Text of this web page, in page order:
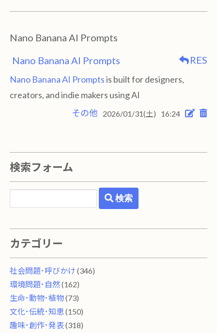
Nano Banana AI Prompts
Nano Banana AI Prompts
RES
Nano Banana AI Promptsis built for designers,
creators, and indie makers using AI
その他
2026/01/31(土) 16:24
検索フォーム
検索
カテゴリー
社会問題･呼びかけ (346)
環境問題･自然(162)
生命･動物･植物(73)
文化･伝統･知恵 (150)
趣味･創作･発表(318)